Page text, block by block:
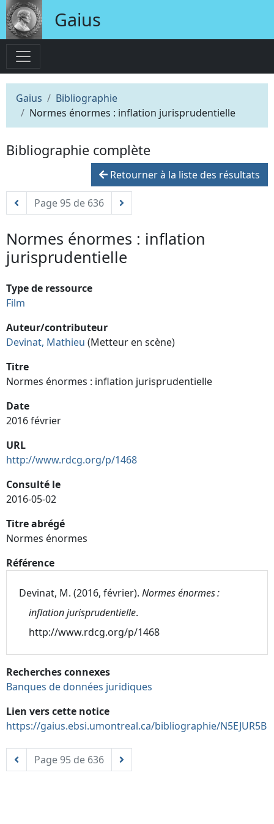
Gaius
Gaius
Bibliographie
Normes énormes : inflation jurisprudentielle
Bibliographie complète
Retourner à la liste des résultats
Page 95 de 636
Normes énormes : inflation
jurisprudentielle
Type de ressource
Film
Auteur/contributeur
Devinat, Mathieu (Metteur en scène)
Titre
Normes énormes : inflation jurisprudentielle
Date
2016 février
URL
http://www.rdcg.org/p/1468
Consulté le
2016-05-02
Titre abrégé
Normes énormes
Référence
Devinat, M. (2016, février). Normes énormes :
inflation jurisprudentielle.
http://www.rdcg.org/p/1468
Recherches connexes
Banques de données juridiques
Lien vers cette notice
https://gaius.ebsi.umontreal.ca/bibliographie/N5EJUR5B
Page 95 de 636